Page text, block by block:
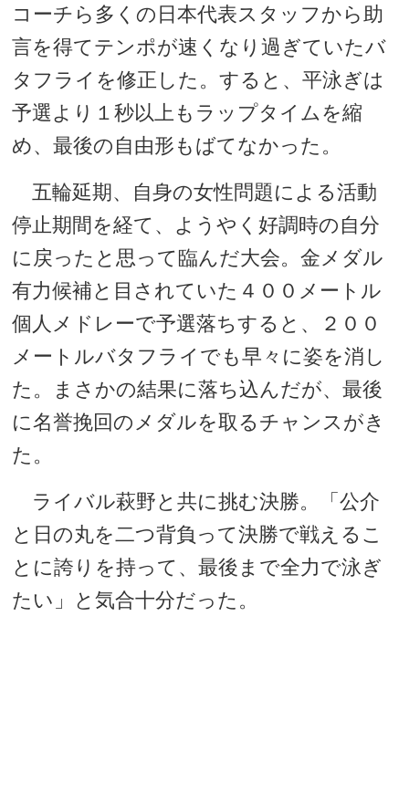
コーチら多くの日本代表スタッフから助
言を得てテンポが速くなり過ぎていたバ
タフライを修正した。すると、平泳ぎは
予選より１秒以上もラップタイムを縮
め、最後の自由形もばてなかった。
五輪延期、自身の女性問題による活動
停止期間を経て、ようやく好調時の自分
に戻ったと思って臨んだ大会。金メダル
有力候補と目されていた４００メートル
個人メドレーで予選落ちすると、２００
メートルバタフライでも早々に姿を消し
た。まさかの結果に落ち込んだが、最後
に名誉挽回のメダルを取るチャンスがき
た。
ライバル萩野と共に挑む決勝。「公介
と日の丸を二つ背負って決勝で戦えるこ
とに誇りを持って、最後まで全力で泳ぎ
たい」と気合十分だった。